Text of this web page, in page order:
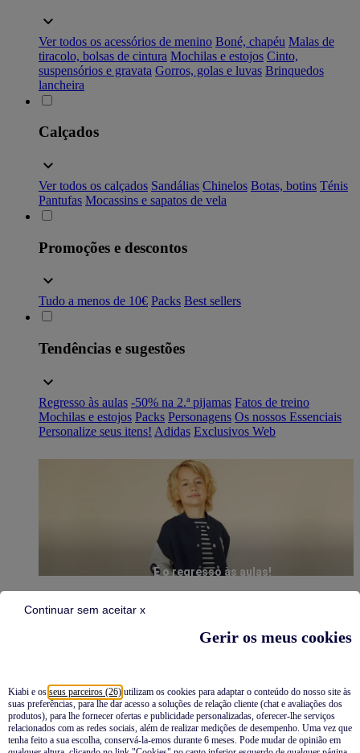
Gerir os meus cookies
Kiabi e os seus parceiros (26) utilizam os cookies para adaptar o conteúdo do nosso site às
suas preferências, para lhe dar acesso a soluções de relação cliente (chat e avaliações dos
produtos), para lhe fornecer ofertas e publicidade personalizadas, oferecer-lhe serviços
relacionados com as redes sociais, além de realizar medições de desempenho. Uma vez que
tenha feito a sua escolha, conservá-la-emos durante 6 meses. Pode mudar de opinião em
Continuar sem aceitar x
Ver todos os acessórios de menino Boné, chapéu Malas de
tiracolo, bolsas de cintura Mochilas e estojos Cinto,
suspensórios e gravata Gorros, golas e luvas Brinquedos
lancheira
Calçados
Ver todos os calçados Sandálias Chinelos Botas, botins Ténis
Pantufas Mocassins e sapatos de vela
Promoções e descontos
Tudo a menos de 10€ Packs Best sellers
Tendências e sugestões
Regresso às aulas -50% na 2.ª pijamas Fatos de treino
Mochilas e estojos Packs Personagens Os nossos Essenciais
Personalize seus itens! Adidas Exclusivos Web
É o regresso às aulas!
Pijamas
Novidades